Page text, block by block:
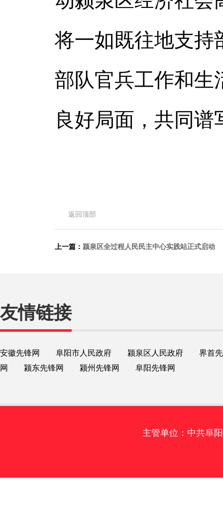
将一如既往地支持
部队官兵工作和生
良好局面，共同
返回顶部
上一篇： 颍泉区全过程人民民主中心实践站正式启动
友情链接
安徽先锋网 阜阳市人民政府 颍泉区人民政府
界首
网
颍东先锋网 颍州先锋网 阜阳先锋网
主管单位：中共阜